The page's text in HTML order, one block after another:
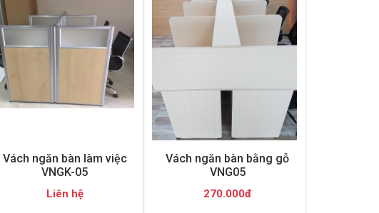
Vách ngăn bàn làm việc
VNGK-05
Liên hệ
Vách ngăn bàn bằng gỗ
VNG05
270.000đ